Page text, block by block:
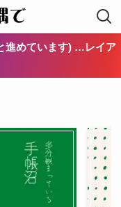
進めています) …レイア